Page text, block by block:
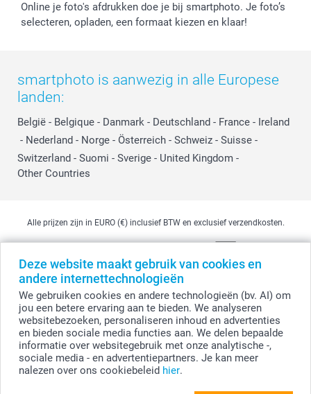
Deze website maakt gebruik van cookies en
andere internettechnologieën
We gebruiken cookies en andere technologieën (bv. AI) om
jou een betere ervaring aan te bieden. We analyseren
websitebezoeken, personaliseren inhoud en advertenties
en bieden sociale media functies aan. We delen bepaalde
informatie over websitegebruik met onze analytische -,
sociale media - en advertentiepartners. Je kan meer
nalezen over ons cookiebeleid hier.
Online je foto's afdrukken doe je bij smartphoto. Je foto’s
selecteren, opladen, een formaat kiezen en klaar!
smartphoto is aanwezig in alle Europese
landen:
België - Belgique - Danmark - Deutschland - France - Ireland
- Nederland - Norge - Österreich - Schweiz - Suisse -
Switzerland - Suomi - Sverige - United Kingdom -
Other Countries
© smartphoto group. Alle rechten voorbehouden
smartphoto group NV.
Kwatrechtsteenweg 160, 9230 Wetteren, België
BTW-nummer BE 0405.706.755
Ondernemingsnummer 0405.706.755.
Bankgegevens: IBAN BE71 2850 2711 5569 - BIC: GEBABEBB
Alle prijzen zijn in EURO (€) inclusief BTW en exclusief verzendkosten.